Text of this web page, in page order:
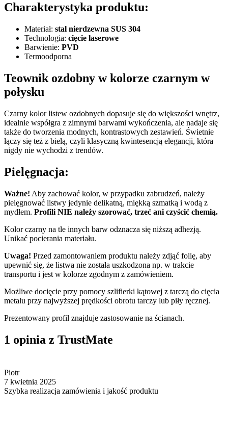
Charakterystyka produktu:
Materiał: stal nierdzewna SUS 304
Technologia: cięcie laserowe
Barwienie: PVD
Termoodporna
Teownik ozdobny w kolorze czarnym w
połysku
Czarny kolor listew ozdobnych dopasuje się do większości wnętrz,
idealnie współgra z zimnymi barwami wykończenia, ale nadaje się
także do tworzenia modnych, kontrastowych zestawień. Świetnie
łączy się też z bielą, czyli klasyczną kwintesencją elegancji, która
nigdy nie wychodzi z trendów.
Pielęgnacja:
Ważne! Aby zachować kolor, w przypadku zabrudzeń, należy
pielęgnować listwy jedynie delikatną, miękką szmatką i wodą z
mydłem. Profili NIE należy szorować, trzeć ani czyścić chemią.
Kolor czarny na tle innych barw odznacza się niższą adhezją.
Unikać pocierania materiału.
Uwaga! Przed zamontowaniem produktu należy zdjąć folię, aby
upewnić się, że listwa nie została uszkodzona np. w trakcie
transportu i jest w kolorze zgodnym z zamówieniem.
Możliwe docięcie przy pomocy szlifierki kątowej z tarczą do cięcia
metalu przy najwyższej prędkości obrotu tarczy lub piły ręcznej.
Prezentowany profil znajduje zastosowanie na ścianach.
1 opinia z TrustMate
Piotr
7 kwietnia 2025
Szybka realizacja zamówienia i jakość produktu